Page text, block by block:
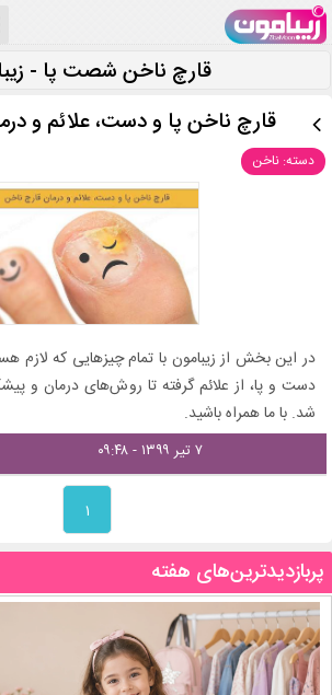
قارچ ناخن شصت پا -
قارچ ناخن پا و دست، علائم و
دسته: ناخن
در این بخش از زیبامون با تمام چیزهایی که لازم
دست و پا، از علائم گرفته تا روش‌های درمان و
شد. با ما همراه باشید.
۷ تیر ۱۳۹۹ - ۰۹:۴۸
۱
پربازدیدترین‌های هفته